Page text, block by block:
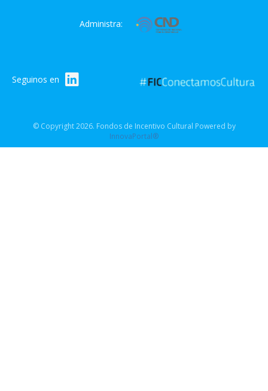
Administra:
Seguinos en
© Copyright 2026. Fondos de Incentivo Cultural Powered by
InnovaPortal®